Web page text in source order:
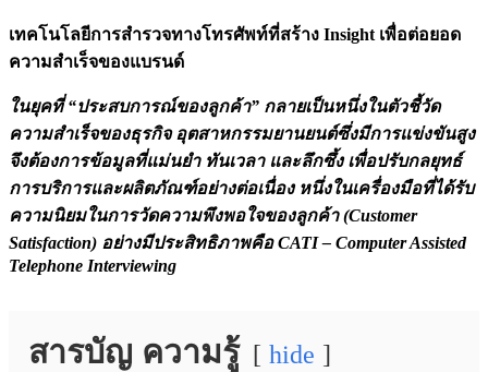
เทคโนโลยีการสำรวจทางโทรศัพท์ที่สร้าง Insight เพื่อต่อยอด
ความสำเร็จของแบรนด์
ในยุคที่ “ประสบการณ์ของลูกค้า” กลายเป็นหนึ่งในตัวชี้วัด
ความสำเร็จของธุรกิจ อุตสาหกรรมยานยนต์ซึ่งมีการแข่งขันสูง
จึงต้องการข้อมูลที่แม่นยำ ทันเวลา และลึกซึ้ง เพื่อปรับกลยุทธ์
การบริการและผลิตภัณฑ์อย่างต่อเนื่อง หนึ่งในเครื่องมือที่ได้รับ
ความนิยมในการวัดความพึงพอใจของลูกค้า (Customer
Satisfaction) อย่างมีประสิทธิภาพคือ CATI – Computer Assisted
Telephone Interviewing
สารบัญ ความรู้ hide